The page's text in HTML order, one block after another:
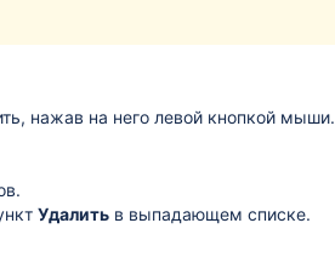
нажав на него левой кнопкой мыши.
Удалить в выпадающем списке.